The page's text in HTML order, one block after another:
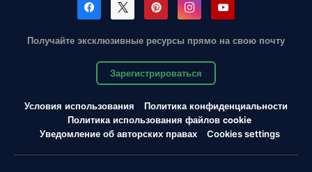
Получайте эксклюзивные ресурсы прямо на свою почту
Зарегистрироваться
Условия использования
Политика конфиденциальности
Политика использования файлов cookie
Уведомление об авторских правах
Cookies settings